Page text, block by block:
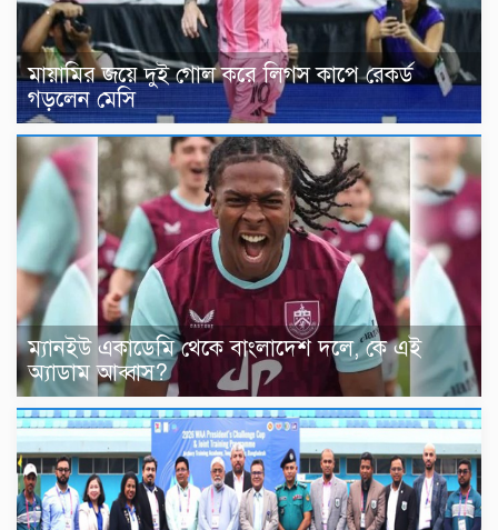
মায়ামির জয়ে দুই গোল করে লিগস কাপে রেকর্ড
গড়লেন মেসি
ম্যানইউ একাডেমি থেকে বাংলাদেশ দলে, কে এই
অ্যাডাম আব্বাস?